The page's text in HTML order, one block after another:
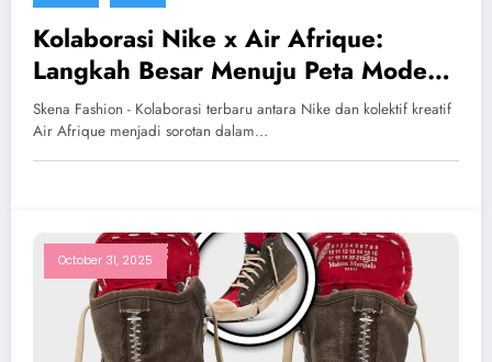
Kolaborasi Nike x Air Afrique:
Langkah Besar Menuju Peta Mode
Afrika Modern
Skena Fashion - Kolaborasi terbaru antara Nike dan kolektif kreatif
Air Afrique menjadi sorotan dalam…
October 31, 2025